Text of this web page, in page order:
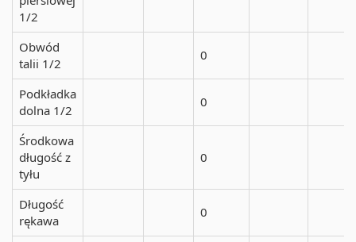
1/2
Obwód
talii 1/2
0
Podkładka
dolna 1/2
0
Środkowa
długość z
tyłu
0
Długość
rękawa
0